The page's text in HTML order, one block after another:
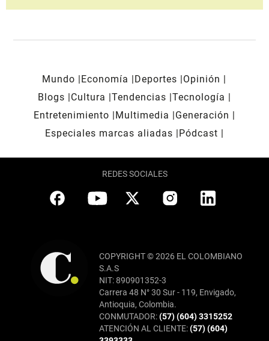
Mundo Economía Deportes
Opinión
Blogs
Cultura Tendencias Tecnología
Entretenimiento
Multimedia
Generación
Especiales marcas aliadas
Pódcast
REDES SOCIALES
COPYRIGHT © 2026 EL COLOMBIANO
S.A.S
NIT: 890901352-3
Carrera 48 N° 30 Sur - 119, Envigado,
Antioquia, Colombia.
CONMUTADOR:(57) (604) 3315252
ATENCIÓN AL CLIENTE:(57) (604)